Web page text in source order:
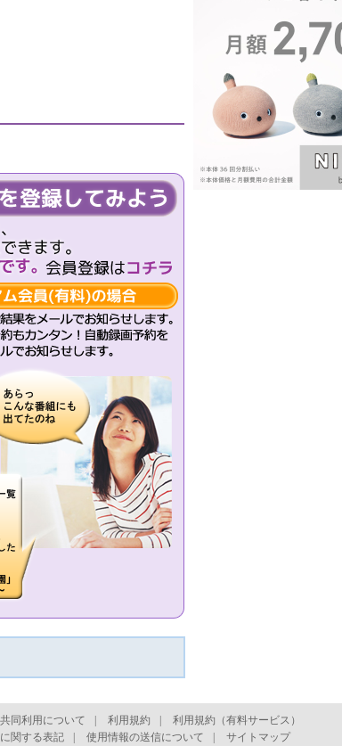
同利用について 利用規約
利用規約（有料サービス）
関する表記 使用情報の送信について サイトマップ